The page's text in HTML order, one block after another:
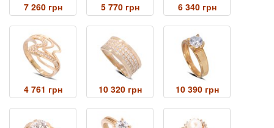
7 260 грн 5 770 грн 6 340 грн
4 761 грн 10 320 грн 10 390 грн